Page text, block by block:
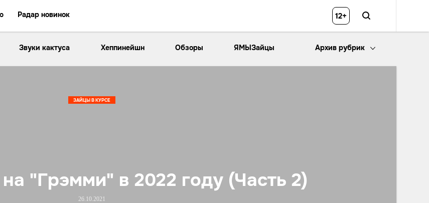
Радар новинок 12+
Звуки кактуса Хеппинейшн Обзоры ЯМЫЗайцы Архив рубрик
"Грэмми" в 2022 году (Часть 2)
26.10.2021
ЗАЙЦЫ В КУРСЕ